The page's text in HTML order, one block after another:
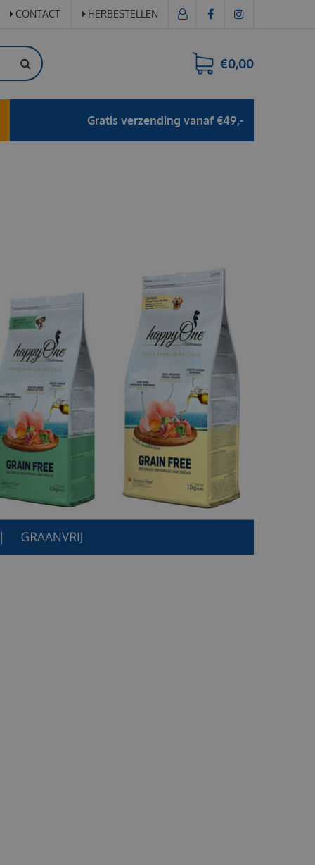
CONTACT HERBESTELLEN
€0,00
Gratis verzending vanaf €49,-